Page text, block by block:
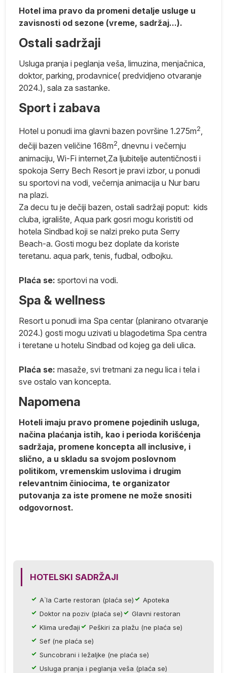
Hotel ima pravo da promeni detalje usluge u
zavisnosti od sezone (vreme, sadržaj...).
Ostali sadržaji
Usluga pranja i peglanja veša, limuzina, menjačnica,
doktor, parking, prodavnice( predvidjeno otvaranje
2024.), sala za sastanke.
Sport i zabava
Hotel u ponudi ima glavni bazen površine 1.275m2,
dečiji bazen veličine 168m2, dnevnu i večernju
animaciju, Wi-Fi internet,Za ljubitelje autentičnosti i
spokoja Serry Bech Resort je pravi izbor, u ponudi
su sportovi na vodi, večernja animacija u Nur baru
na plazi.
Za decu tu je dečiji bazen, ostali sadržaji poput: kids
cluba, igralište, Aqua park gosri mogu koristiti od
hotela Sindbad koji se nalzi preko puta Serry
Beach-a. Gosti mogu bez doplate da koriste
teretanu. aqua park, tenis, fudbal, odbojku.
Plaća se: sportovi na vodi.
Spa & wellness
Resort u ponudi ima Spa centar (planirano otvaranje
2024.) gosti mogu uzivati u blagodetima Spa centra
i teretane u hotelu Sindbad od kojeg ga deli ulica.
Plaća se: masaže, svi tretmani za negu lica i tela i
sve ostalo van koncepta.
Napomena
Hoteli imaju pravo promene pojedinih usluga,
načina plaćanja istih, kao i perioda korišćenja
sadržaja, promene koncepta all inclusive, i
slično, a u skladu sa svojom poslovnom
politikom, vremenskim uslovima i drugim
relevantnim činiocima, te organizator
putovanja za iste promene ne može snositi
odgovornost.
HOTELSKI SADRŽAJI
A`la Carte restoran (plaća se)
Apoteka
Doktor na poziv (plaća se)
Glavni restoran
Klima uređaji
Peškiri za plažu (ne plaća se)
Sef (ne plaća se)
Suncobrani i ležaljke (ne plaća se)
Usluga pranja i peglanja veša (plaća se)